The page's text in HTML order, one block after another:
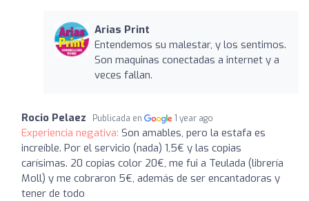
Arias Print
Entendemos su malestar, y los sentimos.
Son maquinas conectadas a internet y a
veces fallan.
Rocio Pelaez Publicada en 1 year ago
Experiencia negativa: Son amables, pero la estafa es
increíble. Por el servicio (nada) 1,5€ y las copias
carísimas. 20 copias color 20€, me fui a Teulada (librería
Moll) y me cobraron 5€, además de ser encantadoras y
tener de todo